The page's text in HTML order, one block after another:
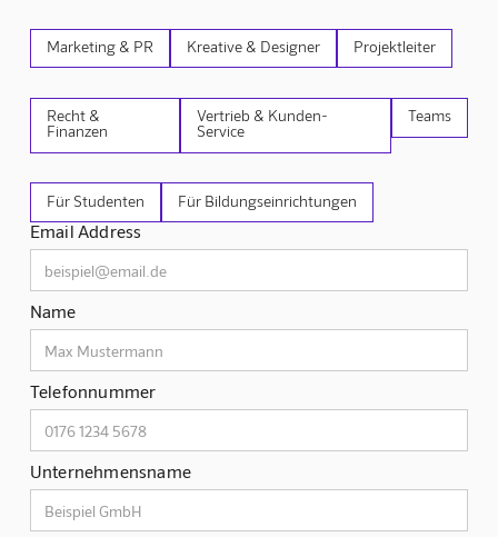
Marketing & PR Kreative & Designer Projektleiter
Recht &
Finanzen
Vertrieb & Kunden-
Service
Teams
Für Studenten Für Bildungseinrichtungen
Email Address
Name
Telefonnummer
Unternehmensname